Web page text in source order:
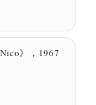
》，1967